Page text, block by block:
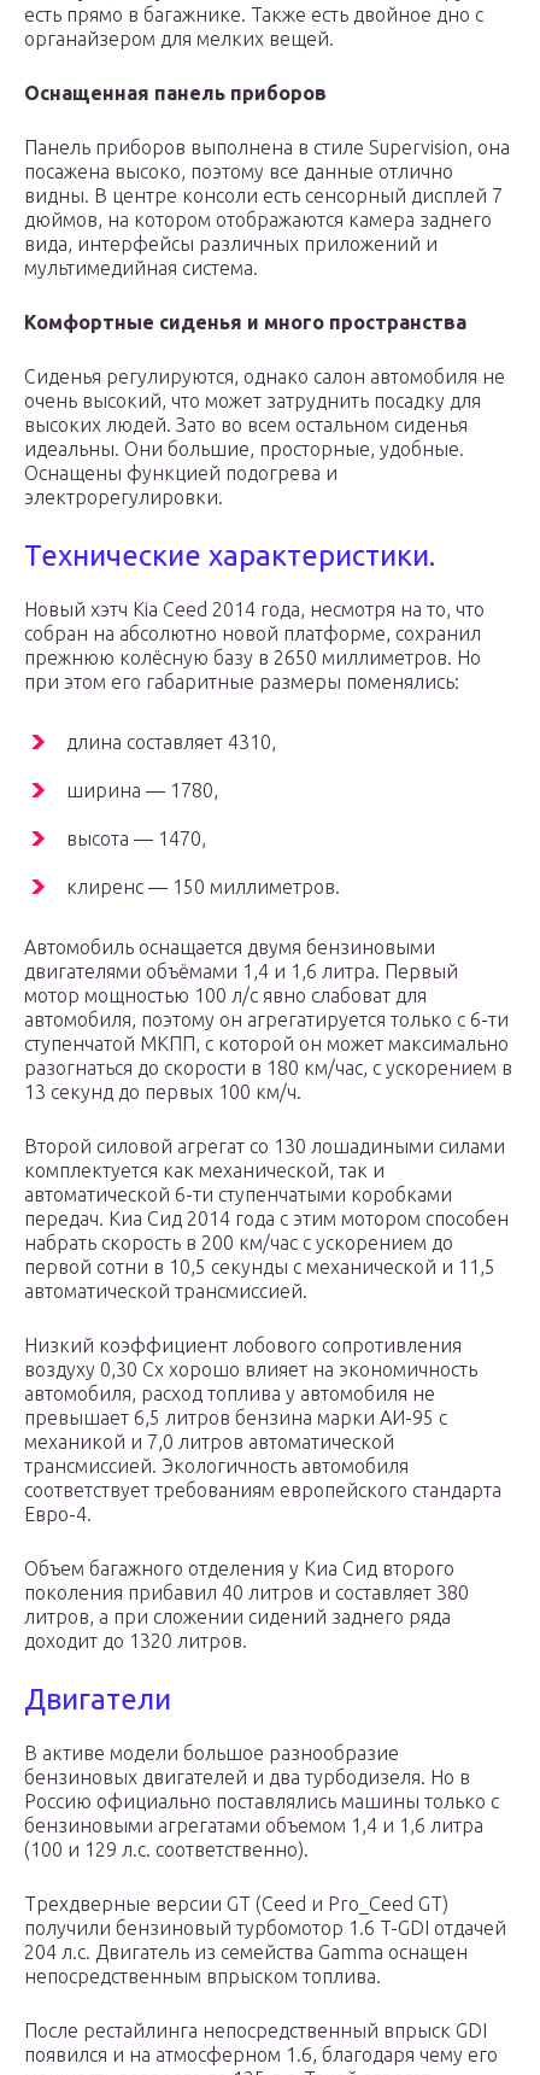
есть прямо в багажнике. Также есть двойное дно с
органайзером для мелких вещей.
Оснащенная панель приборов
Панель приборов выполнена в стиле Supervision, она
посажена высоко, поэтому все данные отлично
видны. В центре консоли есть сенсорный дисплей 7
дюймов, на котором отображаются камера заднего
вида, интерфейсы различных приложений и
мультимедийная система.
Комфортные сиденья и много пространства
Сиденья регулируются, однако салон автомобиля не
очень высокий, что может затруднить посадку для
высоких людей. Зато во всем остальном сиденья
идеальны. Они большие, просторные, удобные.
Оснащены функцией подогрева и
электрорегулировки.
Технические характеристики.
Новый хэтч Kia Ceed 2014 года, несмотря на то, что
собран на абсолютно новой платформе, сохранил
прежнюю колёсную базу в 2650 миллиметров. Но
при этом его габаритные размеры поменялись:
длина составляет 4310,
ширина — 1780,
высота — 1470,
клиренс — 150 миллиметров.
Автомобиль оснащается двумя бензиновыми
двигателями объёмами 1,4 и 1,6 литра. Первый
мотор мощностью 100 л/с явно слабоват для
автомобиля, поэтому он агрегатируется только с 6-ти
ступенчатой МКПП, с которой он может максимально
разогнаться до скорости в 180 км/час, с ускорением в
13 секунд до первых 100 км/ч.
Второй силовой агрегат со 130 лошадиными силами
комплектуется как механической, так и
автоматической 6-ти ступенчатыми коробками
передач. Киа Сид 2014 года с этим мотором способен
набрать скорость в 200 км/час с ускорением до
первой сотни в 10,5 секунды с механической и 11,5
автоматической трансмиссией.
Низкий коэффициент лобового сопротивления
воздуху 0,30 Cx хорошо влияет на экономичность
автомобиля, расход топлива у автомобиля не
превышает 6,5 литров бензина марки АИ-95 с
механикой и 7,0 литров автоматической
трансмиссией. Экологичность автомобиля
соответствует требованиям европейского стандарта
Евро-4.
Объем багажного отделения у Киа Сид второго
поколения прибавил 40 литров и составляет 380
литров, а при сложении сидений заднего ряда
доходит до 1320 литров.
Двигатели
В активе модели большое разнообразие
бензиновых двигателей и два турбодизеля. Но в
Россию официально поставлялись машины только с
бензиновыми агрегатами объемом 1,4 и 1,6 литра
(100 и 129 л.с. соответственно).
Трехдверные версии GT (Ceed и Pro_Ceed GT)
получили бензиновый турбомотор 1.6 T-GDI отдачей
204 л.с. Двигатель из семейства Gamma оснащен
непосредственным впрыском топлива.
После рестайлинга непосредственный впрыск GDI
появился и на атмосферном 1.6, благодаря чему его